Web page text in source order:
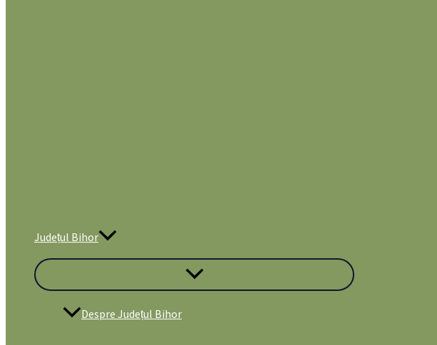
Județul Bihor
Despre Județul Bihor